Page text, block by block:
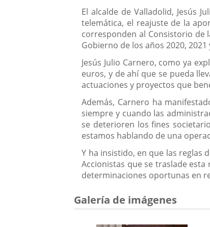
Descripción
El alcalde de Valladolid, Jesús
telemática, el reajuste de la
corresponden al Consistorio de
Gobierno de los años 2020, 2021
Jesús Julio Carnero, como ya
euros, y de ahí que se pueda
actuaciones y proyectos que
Además, Carnero ha
siempre y cuando las
se deterioren los fines
estamos hablando de una
Y ha insistido, en que las reglas
Accionistas que se traslade
determinaciones oportunas en
Galería de imágenes